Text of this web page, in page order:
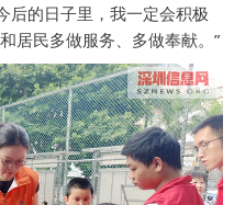
后的日子里，我一定会积极
居民多做服务、多做奉献。”